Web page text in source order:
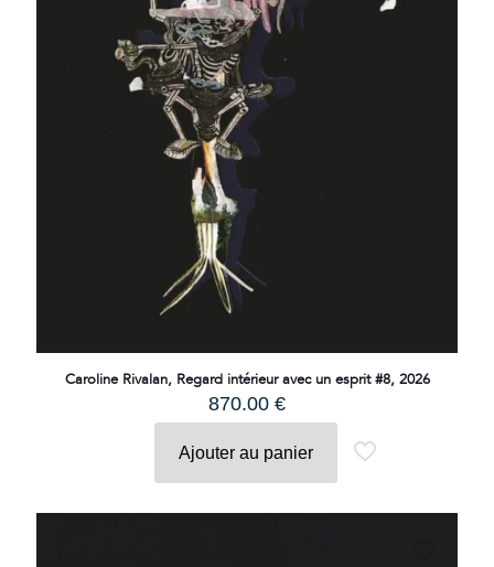
Caroline Rivalan, Regard intérieur avec un esprit #8, 2026
870.00 €
Ajouter au panier